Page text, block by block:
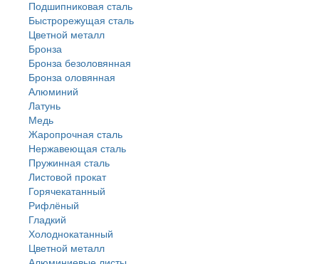
Подшипниковая сталь
Быстрорежущая сталь
Цветной металл
Бронза
Бронза безоловянная
Бронза оловянная
Алюминий
Латунь
Медь
Жаропрочная сталь
Нержавеющая сталь
Пружинная сталь
Листовой прокат
Горячекатанный
Рифлёный
Гладкий
Холоднокатанный
Цветной металл